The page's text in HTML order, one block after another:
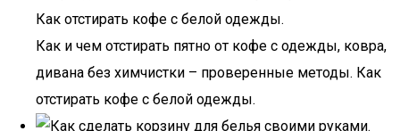
Как и чем отстирать пятно от кофе с одежды, ковра,
дивана без химчистки – проверенные методы. Как
отстирать кофе с белой одежды.